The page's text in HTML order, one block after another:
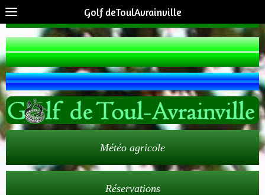
Golf deToulAvrainville
Météo agricole
Réservations